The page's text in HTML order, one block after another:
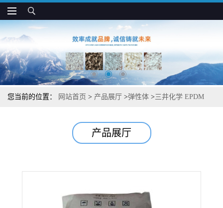
您当前的位置： 网站首页 > 产品展厅 >弹性体 >三井化学 EPDM
产品展厅